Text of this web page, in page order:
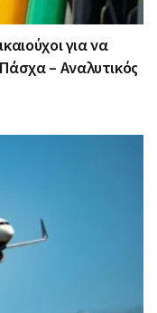
για να
– Αναλυτικός